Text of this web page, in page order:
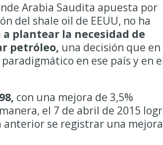
Arabia Saudita apuesta por
del shale oil de EEUU, no ha
a plantear la necesidad de
petróleo, una decisión que en
en ese país y en
con una mejora de 3,5%
el 7 de abril de 2015
anterior se registrar una mejora